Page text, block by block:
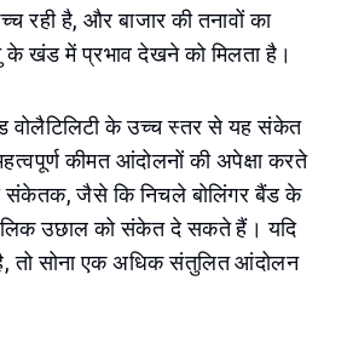
रही है, और बाजार की तनावों का
के खंड में प्रभाव देखने को मिलता है।
वोलैटिलिटी के उच्च स्तर से यह संकेत
कीमत आंदोलनों की अपेक्षा करते
संकेतक, जैसे कि निचले बोलिंगर बैंड के
उछाल को संकेत दे सकते हैं। यदि
तो सोना एक अधिक संतुलित आंदोलन